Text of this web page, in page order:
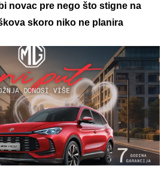
novac pre nego što stigne na
skoro niko ne planira